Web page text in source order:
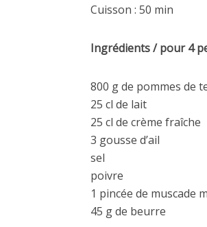
Cuisson : 50 min
Ingrédients / pour 4
800 g de pommes de
25 cl de lait
25 cl de crème fraîche
3 gousse d’ail
sel
poivre
1 pincée de muscade
45 g de beurre